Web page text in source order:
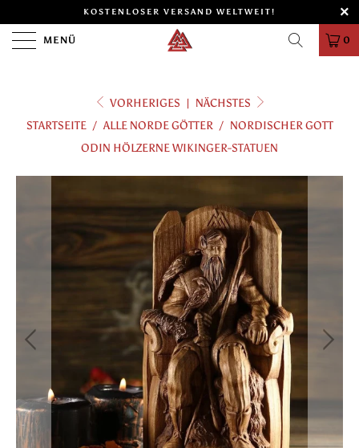
KOSTENLOSER VERSAND WELTWEIT!
MENÜ 0
VORHERIGES | NÄCHSTES
STARTSEITE / ALLE NORDE GÖTTER / NORDISCHER GOTT
ODIN HÖLZERNE WIKINGER-STATUEN